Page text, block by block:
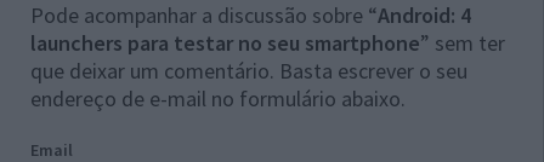
Pode acompanhar a discussão sobre “Android: 4
launchers para testar no seu smartphone” sem ter
que deixar um comentário. Basta escrever o seu
endereço de e-mail no formulário abaixo.
Email